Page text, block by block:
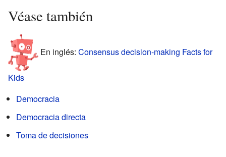
Véase también
En inglés: Consensus decision-making Facts for
Kids
Democracia
Democracia directa
Toma de decisiones